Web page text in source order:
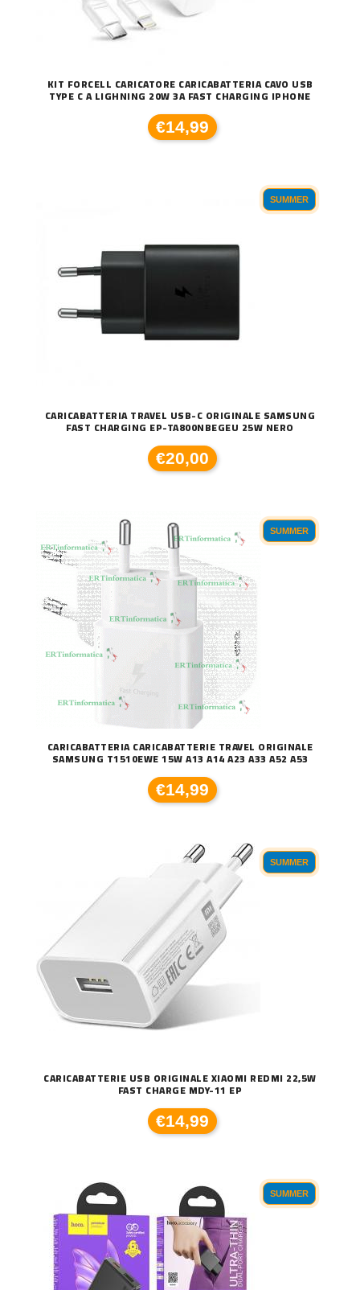
KIT FORCELL CARICATORE CARICABATTERIA CAVO USB
TYPE C A LIGHNING 20W 3A FAST CHARGING IPHONE
€14,99
SUMMER
CARICABATTERIA TRAVEL USB-C ORIGINALE SAMSUNG
FAST CHARGING EP-TA800NBEGEU 25W NERO
€20,00
SUMMER
CARICABATTERIA CARICABATTERIE TRAVEL ORIGINALE
SAMSUNG T1510EWE 15W A13 A14 A23 A33 A52 A53
€14,99
SUMMER
CARICABATTERIE USB ORIGINALE XIAOMI REDMI 22,5W
FAST CHARGE MDY-11 EP
€14,99
SUMMER